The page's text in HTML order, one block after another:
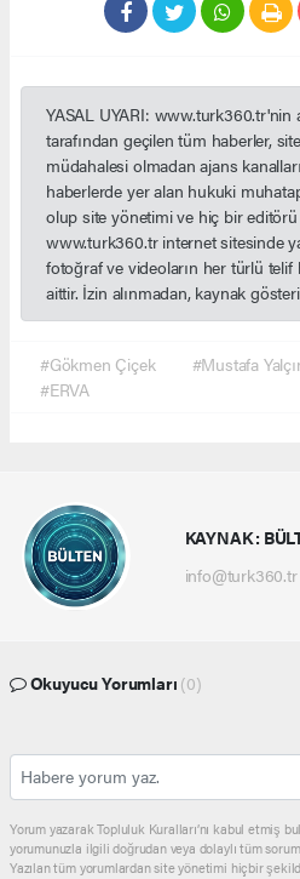
YASAL UYARI:
tarafından geçilen tüm haberler,
müdahalesi olmadan ajans
haberlerde yer alan hukuki
olup site yönetimi ve hiç bir
www.turk360.tr internet sitesinde
fotoğraf ve videoların her türlü telif
aittir. İzin alınmadan, kaynak
#Gökmen Çiçek #Mustafa
#ERVA
KAYNAK :
info@turk360.tr
Okuyucu Yorumları (0)
Yorum yazarak Topluluk Kuralları’nı kabul etmiş
yorumunuzla ilgili doğrudan veya dolaylı tüm
Yazılan tüm yorumlardan site yönetimi hiçbir